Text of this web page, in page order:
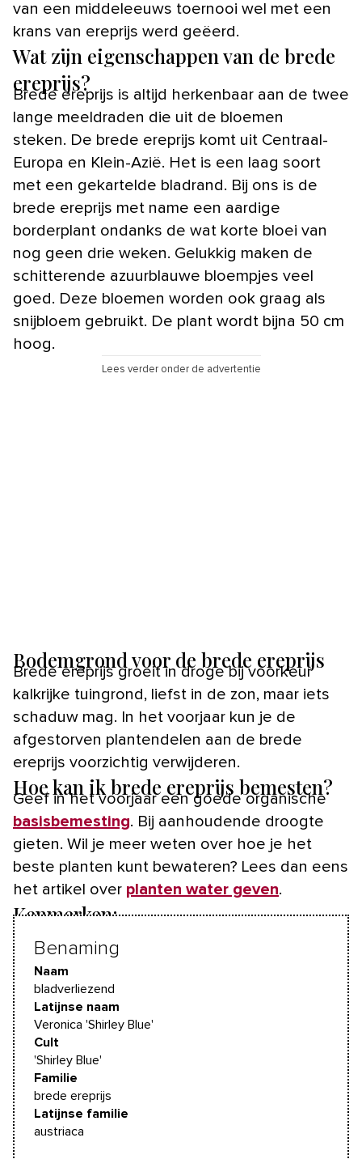
van een middeleeuws toernooi wel met een
krans van ereprijs werd geëerd.
Wat zijn eigenschappen van de brede
ereprijs?
Brede ereprijs is altijd herkenbaar aan de twee
lange meeldraden die uit de bloemen
steken. De brede ereprijs komt uit Centraal-
Europa en Klein-Azië. Het is een laag soort
met een gekartelde bladrand. Bij ons is de
brede ereprijs met name een aardige
borderplant ondanks de wat korte bloei van
nog geen drie weken. Gelukkig maken de
schitterende azuurblauwe bloempjes veel
goed. Deze bloemen worden ook graag als
snijbloem gebruikt. De plant wordt bijna 50 cm
hoog.
Lees verder onder de advertentie
Bodemgrond voor de brede ereprijs
Brede ereprijs groeit in droge bij voorkeur
kalkrijke tuingrond, liefst in de zon, maar iets
schaduw mag. In het voorjaar kun je de
afgestorven plantendelen aan de brede
ereprijs voorzichtig verwijderen.
Hoe kan ik brede ereprijs bemesten?
Geef in het voorjaar een goede organische
basisbemesting. Bij aanhoudende droogte
gieten. Wil je meer weten over hoe je het
beste planten kunt bewateren? Lees dan eens
het artikel over planten water geven.
Kenmerken:
Benaming
Naam
bladverliezend
Latijnse naam
Veronica 'Shirley Blue'
Cult
'Shirley Blue'
Familie
brede ereprijs
Latijnse familie
austriaca